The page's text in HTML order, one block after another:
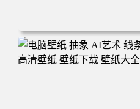
电脑壁纸 奔驰 赛车 汽车 运
纸 壁纸下载 壁纸大全